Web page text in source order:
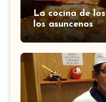
La cocina de
los asuncenos